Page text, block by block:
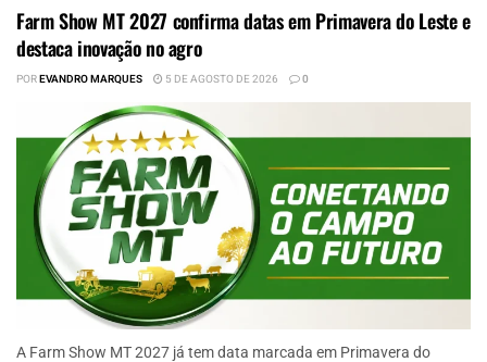
Farm Show MT 2027 confirma datas em Primavera do Leste e
destaca inovação no agro
POREVANDRO MARQUES 5 DE AGOSTO DE 2026 0
A Farm Show MT 2027 já tem data marcada em Primavera do